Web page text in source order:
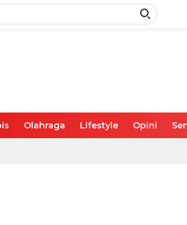
Olahraga Lifestyle Opini